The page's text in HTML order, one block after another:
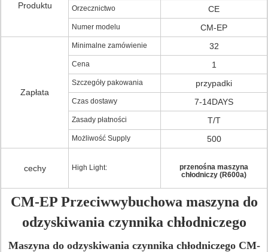
Produktu
Orzecznictwo CE
Numer modelu CM-EP
Zapłata
Minimalne zamówienie 32
Cena 1
Szczegóły pakowania przypadki
Czas dostawy 7-14DAYS
Zasady płatności T/T
Możliwość Supply 500
cechy High Light:
przenośna maszyna
chłodniczy (R600a)
CM-EP Przeciwwybuchowa maszyna do
odzyskiwania czynnika chłodniczego
Maszyna do odzyskiwania czynnika chłodniczego CM-